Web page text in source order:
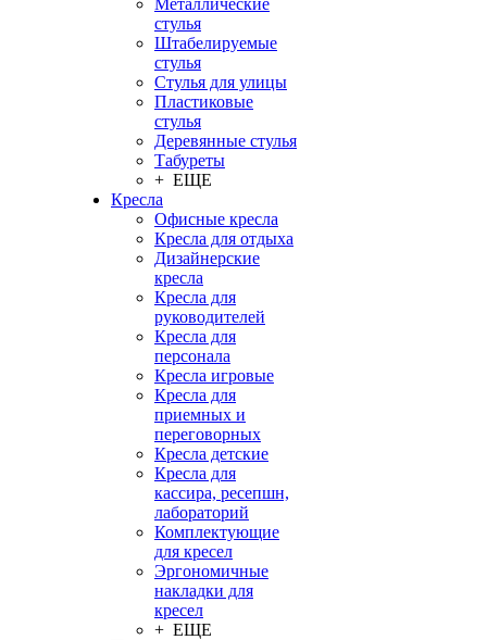
Металлические
стулья
Штабелируемые
стулья
Стулья для улицы
Пластиковые
стулья
Деревянные стулья
Табуреты
+ ЕЩЕ
Кресла
Офисные кресла
Кресла для отдыха
Дизайнерские
кресла
Кресла для
руководителей
Кресла для
персонала
Кресла игровые
Кресла для
приемных и
переговорных
Кресла детские
Кресла для
кассира, ресепшн,
лабораторий
Комплектующие
для кресел
Эргономичные
накладки для
кресел
+ ЕЩЕ